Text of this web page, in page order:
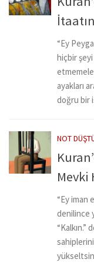
İtaatın
“Ey
hiçbir şeyi
ayakları
doğru bir
NOT
Mevki
“Ey iman
denilince
“Kalkın.”